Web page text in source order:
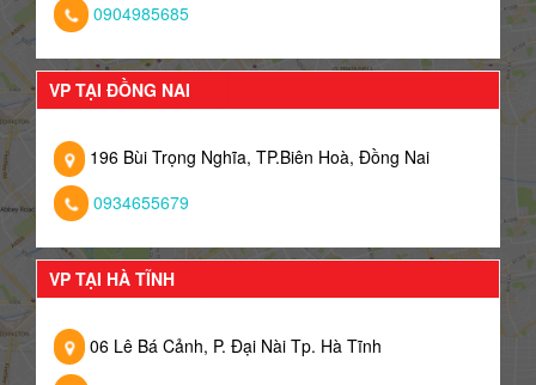
0904985685
VP TẠI ĐỒNG NAI
196 Bùi Trọng Nghĩa, TP.Biên Hoà, Đồng Nai
0934655679
VP TẠI HÀ TĨNH
06 Lê Bá Cảnh, P. Đại Nài Tp. Hà Tĩnh